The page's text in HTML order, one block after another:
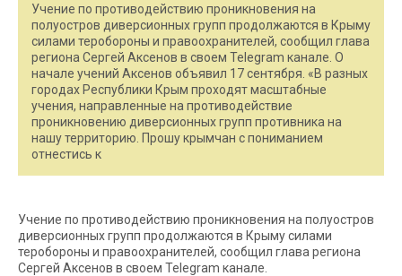
Учение по противодействию проникновения на
полуостров диверсионных групп продолжаются в Крыму
силами теробороны и правоохранителей, сообщил глава
региона Сергей Аксенов в своем Telegram канале. О
начале учений Аксенов объявил 17 сентября. «В разных
городах Республики Крым проходят масштабные
учения, направленные на противодействие
проникновению диверсионных групп противника на
нашу территорию. Прошу крымчан с пониманием
отнестись к
Учение по противодействию проникновения на полуостров
диверсионных групп продолжаются в Крыму силами
теробороны и правоохранителей, сообщил глава региона
Сергей Аксенов в своем Telegram канале.